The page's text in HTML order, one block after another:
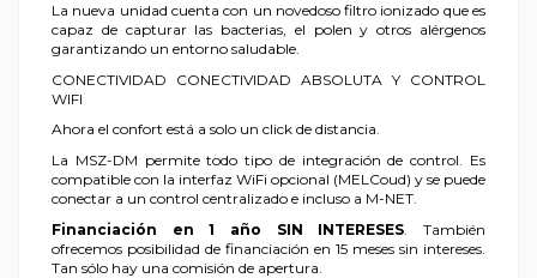
La nueva unidad cuenta con un novedoso filtro ionizado que es
capaz de capturar las bacterias, el polen y otros alérgenos
garantizando un entorno saludable.
CONECTIVIDAD CONECTIVIDAD ABSOLUTA Y CONTROL
WIFI
Ahora el confort está a solo un click de distancia.
La MSZ-DM permite todo tipo de integración de control. Es
compatible con la interfaz WiFi opcional (MELCoud) y se puede
conectar a un control centralizado e incluso a M-NET.
Financiación en 1 año SIN INTERESES . También
ofrecemos posibilidad de financiación en 15 meses sin intereses.
Tan sólo hay una comisión de apertura.